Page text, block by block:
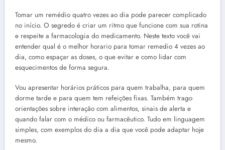
Tomar um remédio quatro vezes ao dia pode parecer complicado
no início. O segredo é criar um ritmo que funcione com sua rotina
e respeite a farmacologia do medicamento. Neste texto você vai
entender qual é o melhor horario para tomar remedio 4 vezes ao
dia, como espaçar as doses, o que evitar e como lidar com
esquecimentos de forma segura.
Vou apresentar horários práticos para quem trabalha, para quem
dorme tarde e para quem tem refeições fixas. Também trago
orientações sobre interação com alimentos, sinais de alerta e
quando falar com o médico ou farmacêutico. Tudo em linguagem
simples, com exemplos do dia a dia que você pode adaptar hoje
mesmo.